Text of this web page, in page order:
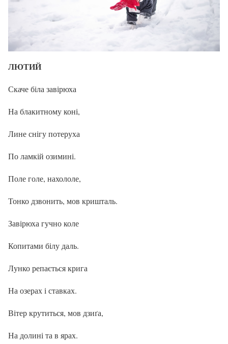
ЛЮТИЙ
Скаче біла завірюха
На блакитному коні,
Лине снігу потеруха
По ламкій озимині.
Поле голе, нахололе,
Тонко дзвонить, мов кришталь.
Завірюха гучно коле
Копитами білу даль.
Лунко репається крига
На озерах і ставках.
Вітер крутиться, мов дзиґа,
На долині та в ярах.